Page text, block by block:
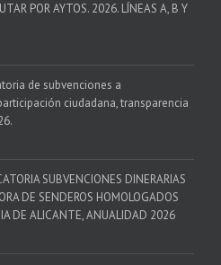
POR AYTOS. 2026. LÍNEAS A, B Y
de subvenciones a
ciudadana, transparencia
SUBVENCIONES DINERARIAS
DE SENDEROS HOMOLOGADOS
DE ALICANTE, ANUALIDAD 2026